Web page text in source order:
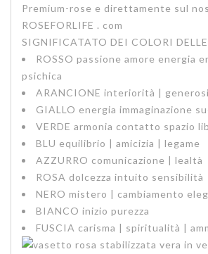
Premium-rose e direttamente sul
ROSEFORLIFE . com
SIGNIFICATATO DEI COLORI DELLE
ROSSO passione amore energia
psichica
ARANCIONE interiorità |
GIALLO energia immaginazione
VERDE armonia contatto spazio
BLU equilibrio | amicizia | legame
AZZURRO comunicazione | lealtà
ROSA dolcezza intuito sensibilità
NERO mistero | cambiamento
BIANCO inizio purezza
FUSCIA carisma | spiritualità |